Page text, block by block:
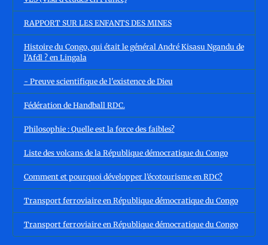
RAPPORT SUR LES ENFANTS DES MINES
Histoire du Congo, qui était le général André Kisasu Ngandu de
l'Afdl ? en Lingala
- Preuve scientifique de l'existence de Dieu
Fédération de Handball RDC.
Philosophie : Quelle est la force des faibles?
Liste des volcans de la République démocratique du Congo
Comment et pourquoi développer l’écotourisme en RDC?
Transport ferroviaire en République démocratique du Congo
Transport ferroviaire en République démocratique du Congo